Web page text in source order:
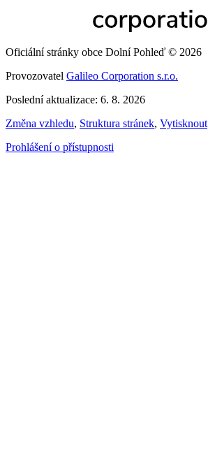
Oficiální stránky obce Dolní Pohleď © 2026
Provozovatel Galileo Corporation s.r.o.
Poslední aktualizace: 6. 8. 2026
Změna vzhledu, Struktura stránek, Vytisknout
Prohlášení o přístupnosti